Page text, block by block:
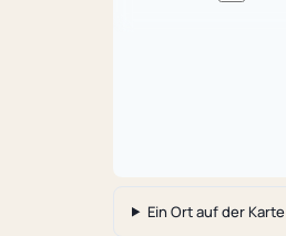
Ein Ort auf der Karte